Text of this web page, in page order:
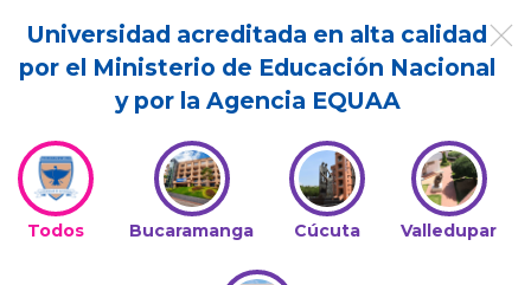
Universidad acreditada en alta calidad
por el Ministerio de Educación Nacional
y por la Agencia EQUAA
Todos Bucaramanga Cúcuta Valledupar